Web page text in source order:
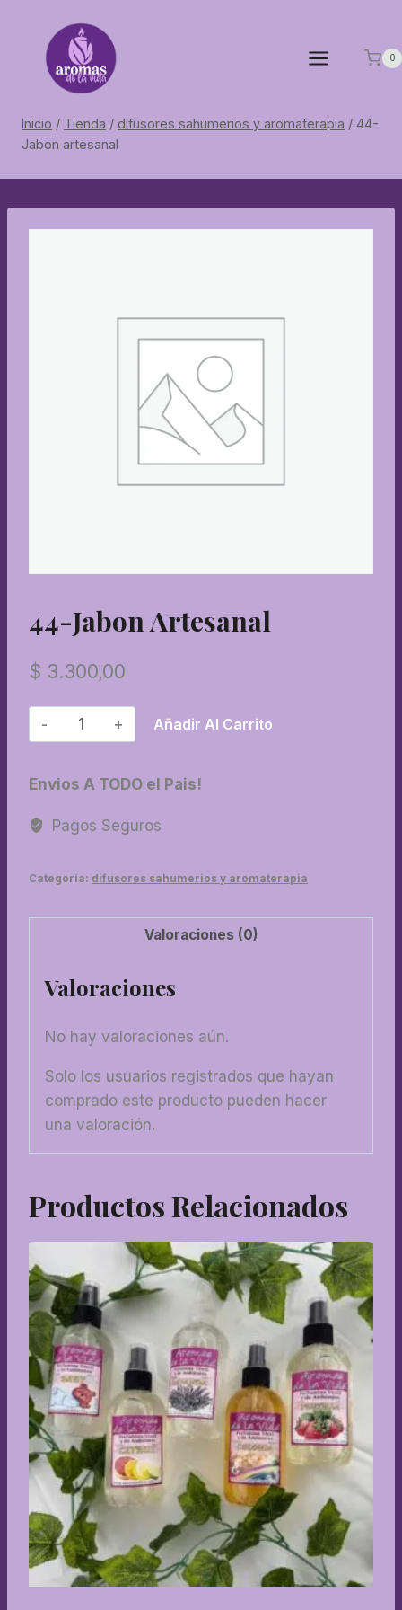
contenido
0
Inicio / Tienda / difusores sahumerios y aromaterapia / 44-
Jabon artesanal
44-Jabon Artesanal
$ 3.300,00
44-
Jabon
cantidad
Añadir Al Carrito
Envios A TODO el Pais!
Pagos Seguros
Categoría: difusores sahumerios y aromaterapia
Valoraciones (0)
Valoraciones
No hay valoraciones aún.
Solo los usuarios registrados que hayan
comprado este producto pueden hacer
una valoración.
Productos Relacionados